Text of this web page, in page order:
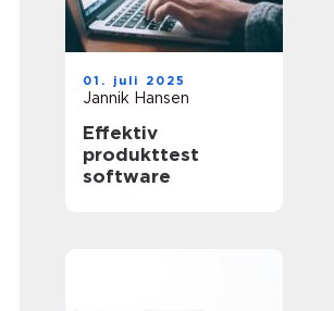
01. juli 2025
Jannik Hansen
Effektiv
produkttest
software